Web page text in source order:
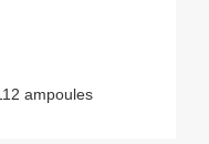
ampoules